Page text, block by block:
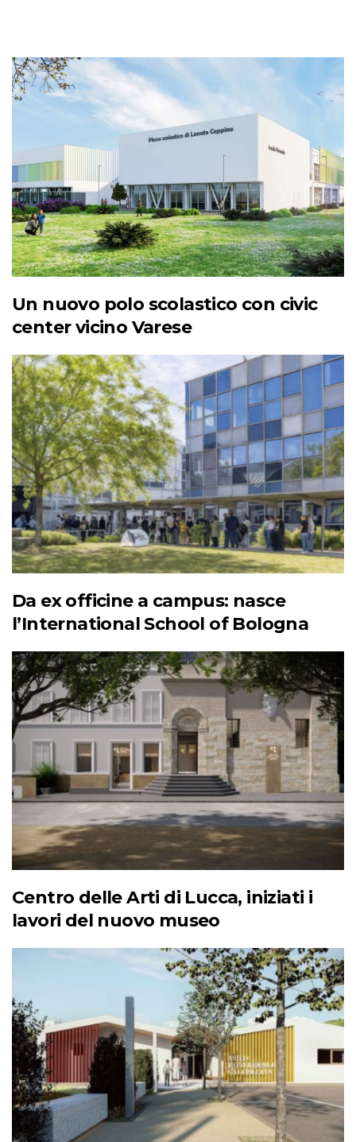
Un nuovo polo scolastico con civic
center vicino Varese
Da ex officine a campus: nasce
l’International School of Bologna
Centro delle Arti di Lucca, iniziati i
lavori del nuovo museo